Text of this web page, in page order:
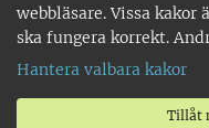
webbläsare. Vissa
ska fungera korrekt.
Hantera valbara kakor
Tillåt